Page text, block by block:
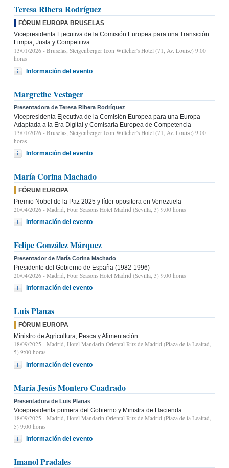
Teresa Ribera Rodríguez
FÓRUM EUROPA BRUSELAS
Vicepresidenta Ejecutiva de la Comisión Europea para una Transición
Limpia, Justa y Competitiva
13/01/2026 - Bruselas, Steigenberger Icon Wiltcher's Hotel (71, Av. Louise) 9:00
horas
Información del evento
Margrethe Vestager
Presentadora de Teresa Ribera Rodríguez
Vicepresidenta Ejecutiva de la Comisión Europea para una Europa
Adaptada a la Era Digital y Comisaria Europea de Competencia
13/01/2026 - Bruselas, Steigenberger Icon Wiltcher's Hotel (71, Av. Louise) 9:00
horas
Información del evento
María Corina Machado
FÓRUM EUROPA
Premio Nobel de la Paz 2025 y líder opositora en Venezuela
20/04/2026 - Madrid, Four Seasons Hotel Madrid (Sevilla, 3) 9.00 horas
Información del evento
Felipe González Márquez
Presentador de María Corina Machado
Presidente del Gobierno de España (1982-1996)
20/04/2026 - Madrid, Four Seasons Hotel Madrid (Sevilla, 3) 9.00 horas
Información del evento
Luis Planas
FÓRUM EUROPA
Ministro de Agricultura, Pesca y Alimentación
18/09/2025 - Madrid, Hotel Mandarin Oriental Ritz de Madrid (Plaza de la Lealtad,
5) 9:00 horas
Información del evento
María Jesús Montero Cuadrado
Presentadora de Luis Planas
Vicepresidenta primera del Gobierno y Ministra de Hacienda
18/09/2025 - Madrid, Hotel Mandarin Oriental Ritz de Madrid (Plaza de la Lealtad,
5) 9:00 horas
Información del evento
Imanol Pradales